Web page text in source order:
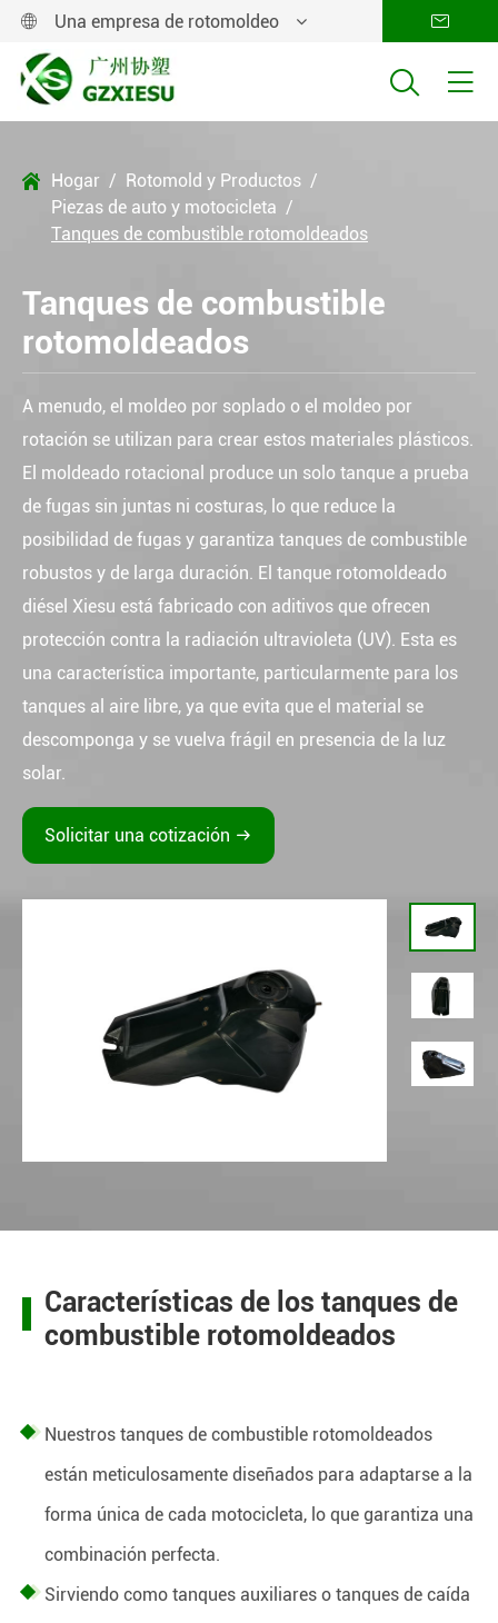
 Una empresa de rotomoldeo 
 
 Hogar
Rotomold y Productos
Piezas de auto y motocicleta
Tanques de combustible rotomoldeados
Tanques de combustible
rotomoldeados
A menudo, el moldeo por soplado o el moldeo por
rotación se utilizan para crear estos materiales plásticos.
El moldeado rotacional produce un solo tanque a prueba
de fugas sin juntas ni costuras, lo que reduce la
posibilidad de fugas y garantiza tanques de combustible
robustos y de larga duración. El tanque rotomoldeado
diésel Xiesu está fabricado con aditivos que ofrecen
protección contra la radiación ultravioleta (UV). Esta es
una característica importante, particularmente para los
tanques al aire libre, ya que evita que el material se
descomponga y se vuelva frágil en presencia de la luz
solar.
Solicitar una cotización 
Características de los tanques de
combustible rotomoldeados
Nuestros tanques de combustible rotomoldeados
están meticulosamente diseñados para adaptarse a la
forma única de cada motocicleta, lo que garantiza una
combinación perfecta.
Sirviendo como tanques auxiliares o tanques de caída